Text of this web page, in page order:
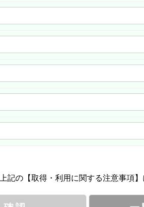
記の【取得・利用に関する注意事項